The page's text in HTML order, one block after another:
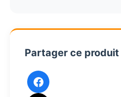
250gr
Partager ce produit